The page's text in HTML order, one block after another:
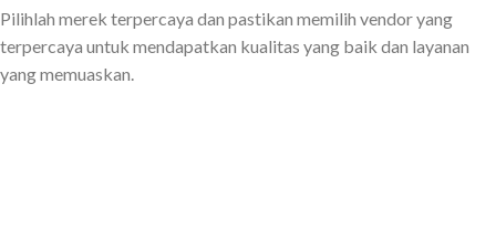
Pilihlah merek terpercaya dan pastikan memilih vendor yang
terpercaya untuk mendapatkan kualitas yang baik dan layanan
yang memuaskan.